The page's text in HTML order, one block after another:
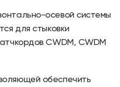
осевой системы
для стыковки
CWDM, CWDM
обеспечить